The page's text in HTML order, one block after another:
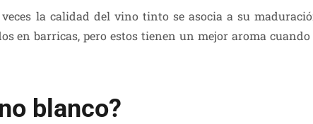
la calidad del vino tinto se asocia a su
en barricas, pero estos tienen un mejor aroma
blanco?